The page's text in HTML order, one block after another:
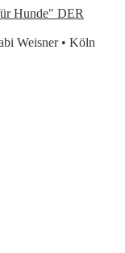
Hunde" DER
Weisner • Köln